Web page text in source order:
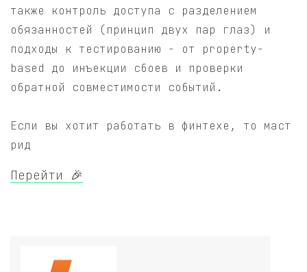
также контроль доступа с разделением
обязанностей (принцип двух пар глаз) и
подходы к тестированию - от property-
based до инъекции сбоев и проверки
обратной совместимости событий.
Если вы хотит работать в финтехе, то маст
рид
Перейти 🎉